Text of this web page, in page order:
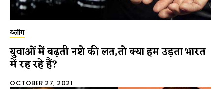
ब्लॉग
युवाओं में बढ़ती नशे की लत,तो क्या हम उड़ता भारत
में रह रहे हैं?
OCTOBER 27, 2021